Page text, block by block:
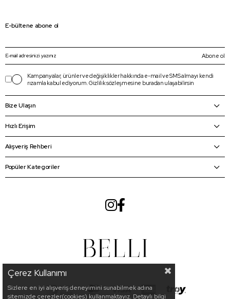
E-bültene abone ol
Abone ol
Kampanyalar, ürünler ve değişiklikler hakkında e-mail ve SMS almayı kendi
rızamla kabul ediyorum. Gizlilik sözleşmesine buradan ulaşabilirsin
Bize Ulaşın
Hızlı Erişim
Alışveriş Rehberi
Popüler Kategoriler
Çerez Kullanımı
Sizlere en iyi alışveriş deneyimini sunabilmek adına
sitemizde çerezler(cookies) kullanmaktayız. Detaylı bilgi